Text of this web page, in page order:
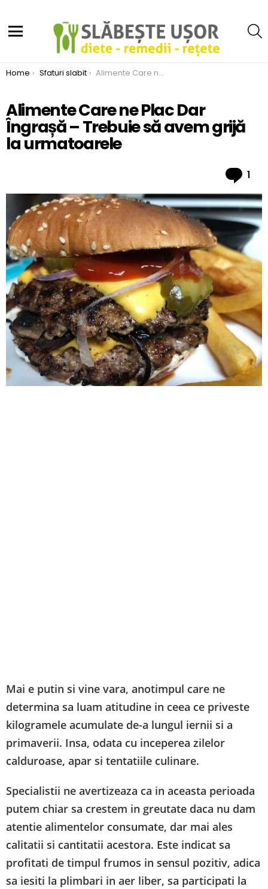
You are here:
Home Sfaturi slabit Alimente Care ne Plac Dar Îngrașă – Trebuie să avem grijă la urmatoarele
Alimente Care ne Plac Dar
Îngrașă – Trebuie să avem grijă
la urmatoarele
1
Mai e putin si vine vara, anotimpul care ne
determina sa luam atitudine in ceea ce priveste
kilogramele acumulate de-a lungul iernii si a
primaverii. Insa, odata cu inceperea zilelor
calduroase, apar si tentatiile culinare.
Specialistii ne avertizeaza ca in aceasta perioada
putem chiar sa crestem in greutate daca nu dam
atentie alimentelor consumate, dar mai ales
calitatii si cantitatii acestora. Este indicat sa
profitati de timpul frumos in sensul pozitiv, adica
sa iesiti la plimbari in aer liber, sa participati la